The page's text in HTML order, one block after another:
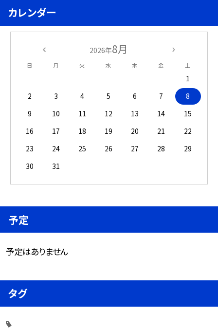
カレンダー
2026年8月
日 月 火 水 木 金 土
1
2
3 4 5 6 7
8
9
10 11 12 13 14
15
16
17 18 19 20 21
22
23
24 25 26 27 28
29
30
31
予定
予定はありません
タグ